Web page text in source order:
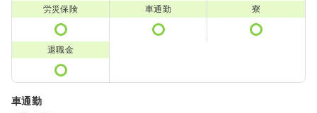
労災保険 車通勤 寮
退職金
車通勤